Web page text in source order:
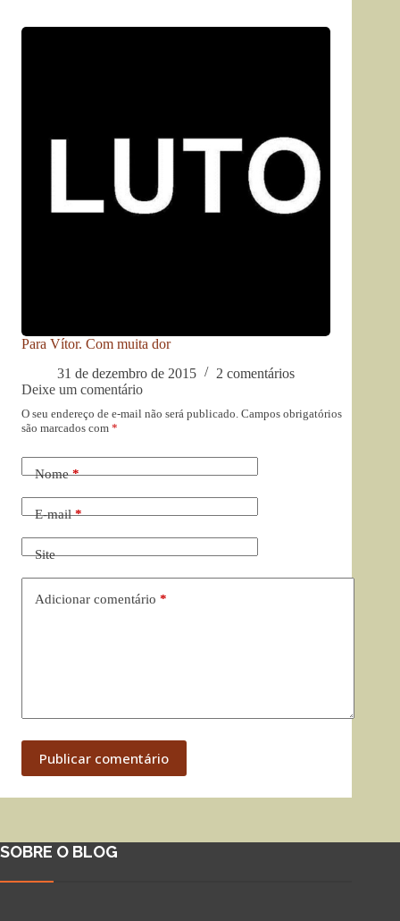
Para Vítor. Com muita dor
31 de dezembro de 2015
2 comentários
Deixe um comentário
O seu endereço de e-mail não será publicado. Campos obrigatórios
são marcados com *
Nome*
E-mail*
Site
Adicionar comentário *
Publicar comentário
SOBRE O BLOG